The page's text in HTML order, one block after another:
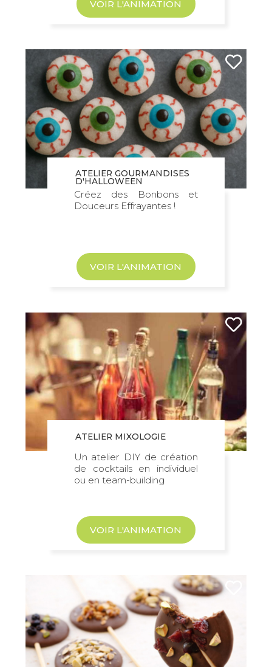
VOIR L'ANIMATION
ATELIER GOURMANDISES
D'HALLOWEEN
Créez des Bonbons et
Douceurs Effrayantes !
VOIR L'ANIMATION
ATELIER MIXOLOGIE
Un atelier DIY de création
de cocktails en individuel
ou en team-building
VOIR L'ANIMATION